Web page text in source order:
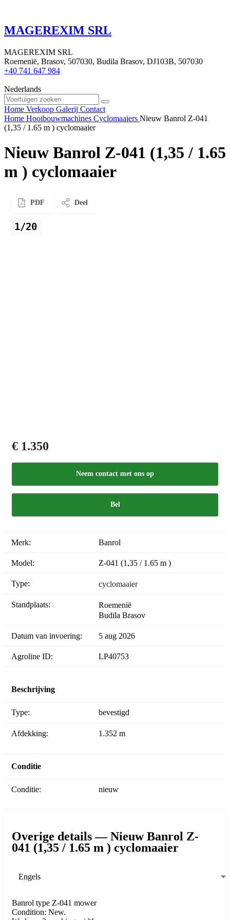
MAGEREXIM SRL
MAGEREXIM SRL
Roemenië, Brasov, 507030, Budila Brasov, DJ103B, 507030
+40 741 647 984
Nederlands
Home Verkoop Galerij Contact
Home Hooibouwmachines Cyclomaaiers Nieuw Banrol Z-041
(1,35 / 1.65 m ) cyclomaaier
Nieuw Banrol Z-041 (1,35 / 1.65
m ) cyclomaaier
PDF Deel
1/20
€ 1.350
Neem contact met ons op
Bel
Merk: Banrol
Model: Z-041 (1,35 / 1.65 m )
Type: cyclomaaier
Standplaats:
Roemenië
Budila Brasov
Datum van invoering: 5 aug 2026
Agroline ID: LP40753
Beschrijving
Type: bevestigd
Afdekking: 1.352 m
Conditie
Conditie: nieuw
Overige details — Nieuw Banrol Z-
041 (1,35 / 1.65 m ) cyclomaaier
Engels
Banrol type Z-041 mower
Condition: New.